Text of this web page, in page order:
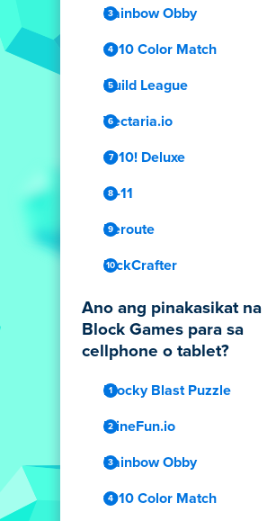
Rainbow Obby
1010 Color Match
Build League
Vectaria.io
1010! Deluxe
11-11
Reroute
PickCrafter
Ano ang pinakasikat na
Block Games para sa
cellphone o tablet?
Blocky Blast Puzzle
MineFun.io
Rainbow Obby
1010 Color Match